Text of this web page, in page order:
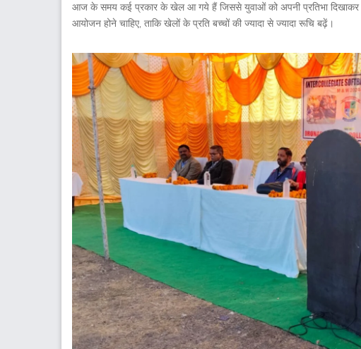
आज के समय कई प्रकार के खेल आ गये हैं जिससे युवाओं को अपनी प्रतिभा
आयोजन होने चाहिए, ताकि खेलों के प्रति बच्चों की ज्यादा से ज्यादा रूचि बढ़ें।